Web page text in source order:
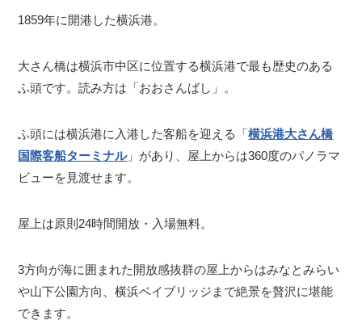
1859年に開港した横浜港。
大さん橋は横浜市中区に位置する横浜港で最も歴史のある
ふ頭です。読み方は「おおさんばし」。
ふ頭には横浜港に入港した客船を迎える「横浜港大さん橋
国際客船ターミナル」があり、屋上からは360度のパノラマ
ビューを見渡せます。
屋上は原則24時間開放・入場無料。
3方向が海に囲まれた開放感抜群の屋上からはみなとみらい
や山下公園方向、横浜ベイブリッジまで絶景を贅沢に堪能
できます。